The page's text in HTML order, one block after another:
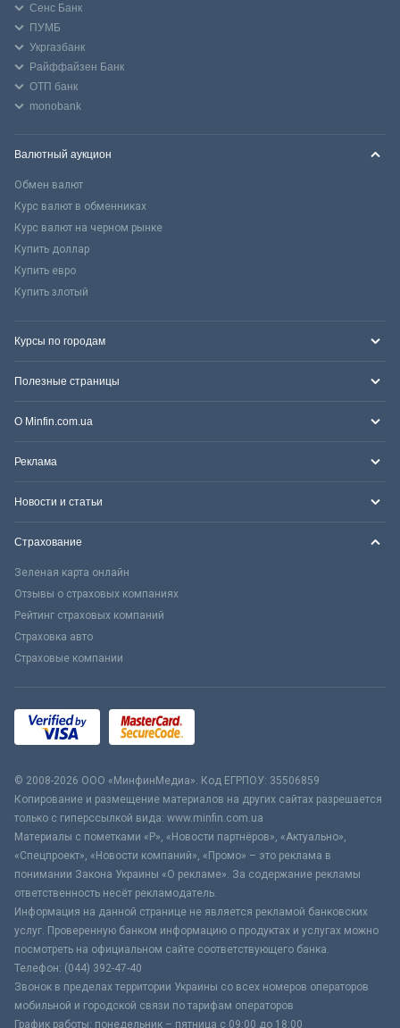
Сенс Банк
ПУМБ
Укргазбанк
Райффайзен Банк
ОТП банк
monobank
Валютный аукцион
Обмен валют
Курс валют в обменниках
Курс валют на черном рынке
Купить доллар
Купить евро
Купить злотый
Курсы по городам
Полезные страницы
О Minfin.com.ua
Реклама
Новости и статьи
Страхование
Зеленая карта онлайн
Отзывы о страховых компаниях
Рейтинг страховых компаний
Страховка авто
Страховые компании
© 2008-2026 ООО «МинфинМедиа». Код ЕГРПОУ: 35506859
Копирование и размещение материалов на других сайтах разрешается
только с гиперссылкой вида: www.minfin.com.ua
Материалы с пометками «Р», «Новости партнёров», «Актуально»,
«Спецпроект», «Новости компаний», «Промо» – это реклама в
понимании Закона Украины «О рекламе». За содержание рекламы
ответственность несёт рекламодатель.
Информация на данной странице не является рекламой банковских
услуг. Проверенную банком информацию о продуктах и услугах можно
посмотреть на официальном сайте соответствующего банка.
Телефон: (044) 392-47-40
Звонок в пределах территории Украины со всех номеров операторов
мобильной и городской связи по тарифам операторов
График работы: понедельник – пятница с 09:00 до 18:00